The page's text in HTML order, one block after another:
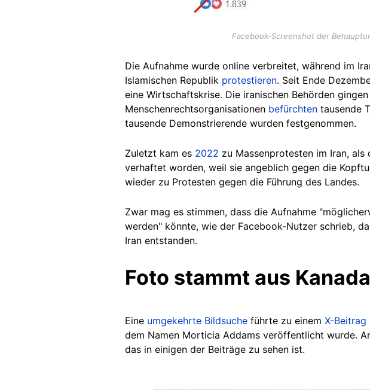
Facebook-Screenshot der
Die Aufnahme wurde online verbreitet, während im
Islamischen Republik protestieren. Seit Ende
eine Wirtschaftskrise. Die iranischen Behörden
Menschenrechtsorganisationen befürchten tausende
tausende Demonstrierende wurden festgenommen.
Zuletzt kam es 2022 zu Massenprotesten im Iran,
verhaftet worden, weil sie angeblich gegen die
wieder zu Protesten gegen die Führung des Landes.
Zwar mag es stimmen, dass die Aufnahme
werden" könnte, wie der Facebook-Nutzer schrieb,
Iran entstanden.
Foto stammt aus Kanada
Eine umgekehrte Bildsuche führte zu einem X-Beitrag
dem Namen Morticia Addams veröffentlicht wurde.
das in einigen der Beiträge zu sehen ist.